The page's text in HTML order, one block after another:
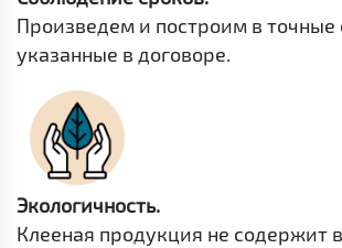
Произведем и построим в точные
указанные в договоре.
Экологичность.
Клееная продукция не содержит